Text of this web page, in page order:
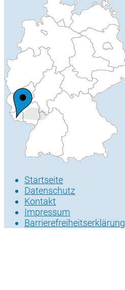
Startseite
Datenschutz
Kontakt
Impressum
Barrierefreiheitserklärung